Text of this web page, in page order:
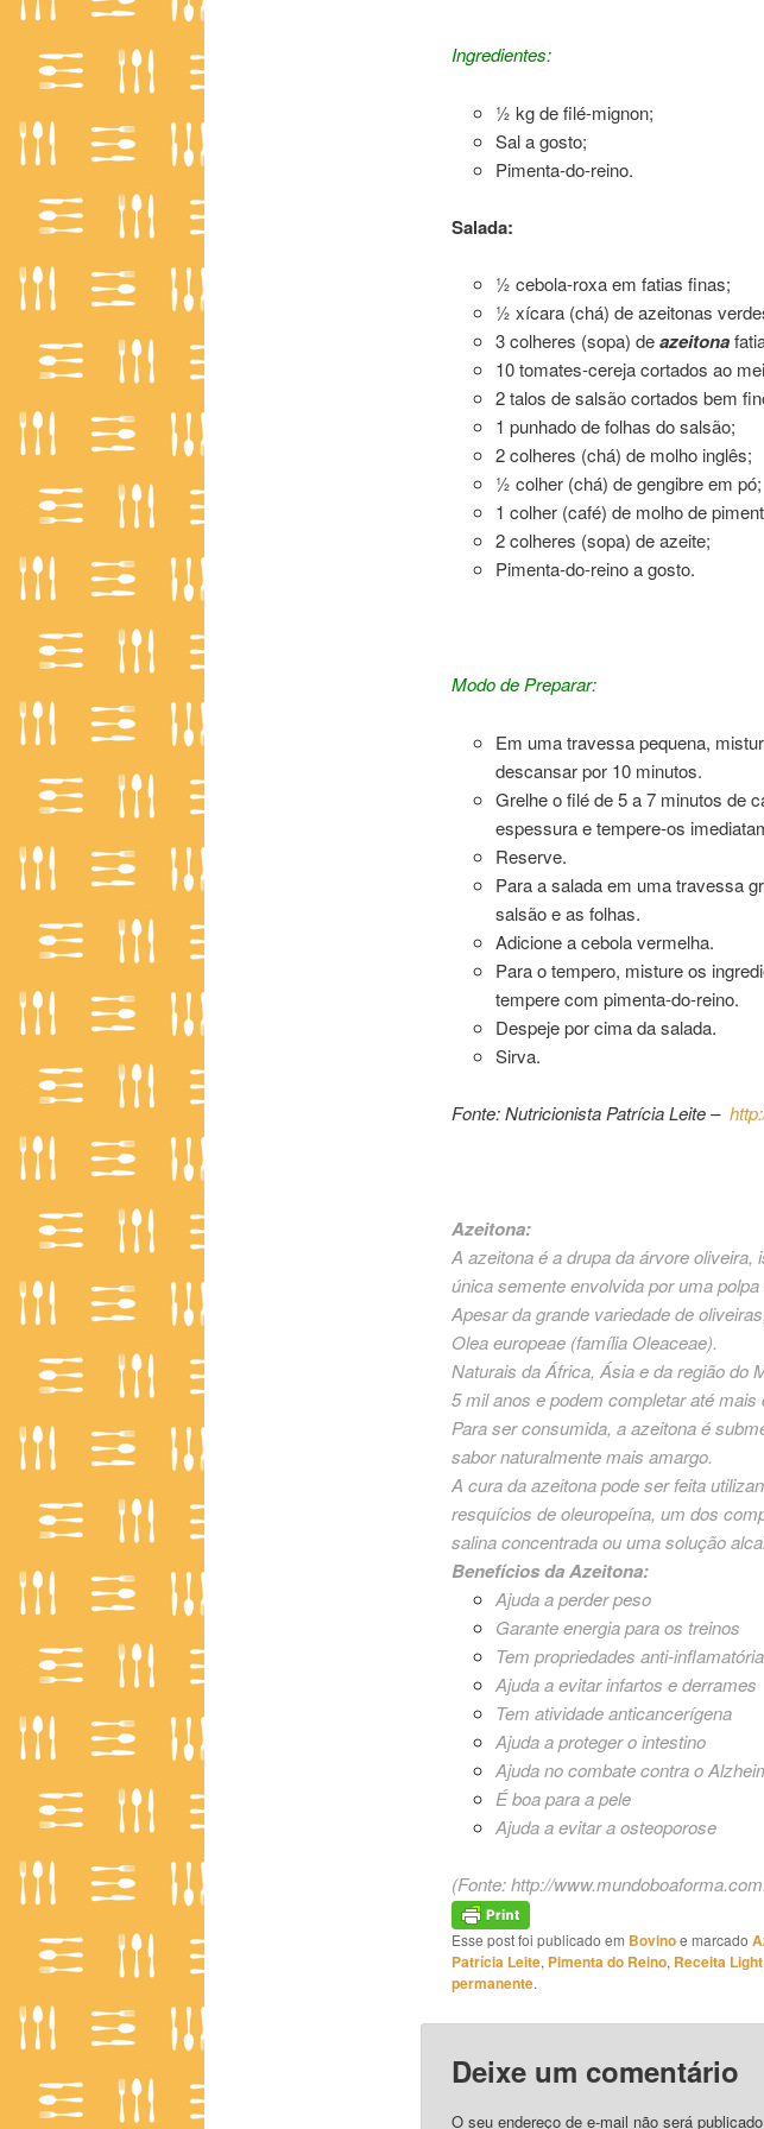
Ingredientes:
½ kg de filé-mignon;
Sal a gosto;
Pimenta-do-reino.
Salada:
½ cebola-roxa em fatias finas;
½ xícara (chá) de azeitonas
3 colheres (sopa) deazeitona
10 tomates-cereja cortados ao
2 talos de salsão cortados bem
1 punhado de folhas do salsão;
2 colheres (chá) de molho inglês;
½ colher (chá) de gengibre em pó;
1 colher (café) de molho de
2 colheres (sopa) de azeite;
Pimenta-do-reino a gosto.
Modo de Preparar:
Em uma travessa pequena,
descansar por 10 minutos.
Grelhe o filé de 5 a 7 minutos de
espessura e tempere-os
Reserve.
Para a salada em uma travessa
salsão e as folhas.
Adicione a cebola vermelha.
Para o tempero, misture os
tempere com pimenta-do-reino.
Despeje por cima da salada.
Sirva.
Fonte: Nutricionista Patrícia Leite –
Azeitona:
A azeitona é a drupa da árvore
única semente envolvida por uma
Apesar da grande variedade de
Olea europeae (família Oleaceae).
Naturais da África, Ásia e da região do
5 mil anos e podem completar até mais
Para ser consumida, a azeitona é
sabor naturalmente mais amargo.
A cura da azeitona pode ser feita
resquícios de oleuropeína, um dos
salina concentrada ou uma solução
Benefícios da Azeitona:
Ajuda a perder peso
Garante energia para os treinos
Tem propriedades anti-
Ajuda a evitar infartos e derrames
Tem atividade anticancerígena
Ajuda a proteger o intestino
Ajuda no combate contra o
É boa para a pele
Ajuda a evitar a osteoporose
(Fonte:http://
Esse post foi publicado em Bovinoe marcado
Patrícia Leite, Pimenta do Reino, Receita Light,
permanente.
Deixe um comentário
O seu endereço de e-mail não será